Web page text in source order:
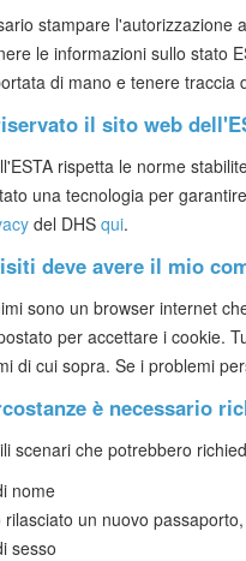
stampare l'autorizzazione
le informazioni sullo stato
di mano e tenere traccia
il sito web
rispetta le norme
una tecnologia per
del DHS qui.
deve avere il mio
sono un browser internet
per accettare i cookie.
di cui sopra. Se i problemi
è necessario
scenari che potrebbero
nome
rilasciato un nuovo
sesso